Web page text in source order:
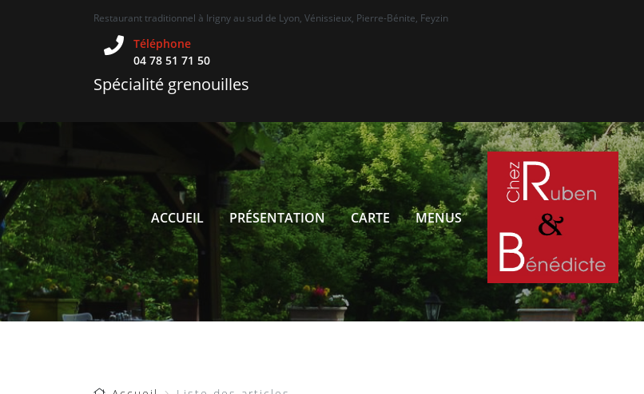
Restaurant traditionnel à Irigny au sud de Lyon, Vénissieux, Pierre-Bénite, Feyzin
Téléphone
04 78 51 71 50
Spécialité grenouilles
ACCUEIL PRÉSENTATION CARTE MENUS